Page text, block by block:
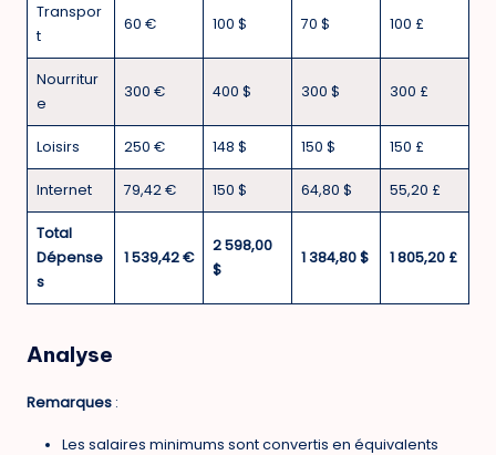
Transpor
t
60 € 100 $ 70 $ 100 £
Nourritur
e
300 € 400 $ 300 $ 300 £
Loisirs 250 € 148 $ 150 $ 150 £
Internet 79,42 € 150 $ 64,80 $ 55,20 £
Total
Dépense
s
1 539,42 €
2 598,00
$
1 384,80 $ 1 805,20 £
Analyse
Remarques :
Les salaires minimums sont convertis en équivalents